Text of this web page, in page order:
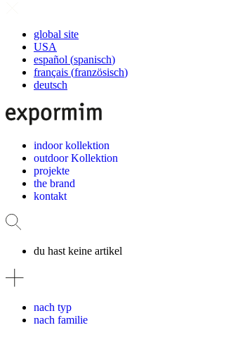
global site
USA
español (spanisch)
français (französisch)
deutsch
indoor kollektion
outdoor Kollektion
projekte
the brand
kontakt
du hast keine artikel
nach typ
nach familie